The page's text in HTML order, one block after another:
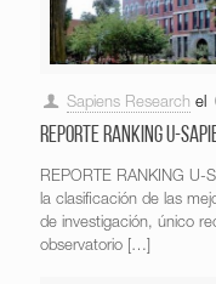
Sapiens Research el
REPORTE RANKING U-
REPORTE RANKING U-
la clasificación de las
de investigación, único
observatorio […]